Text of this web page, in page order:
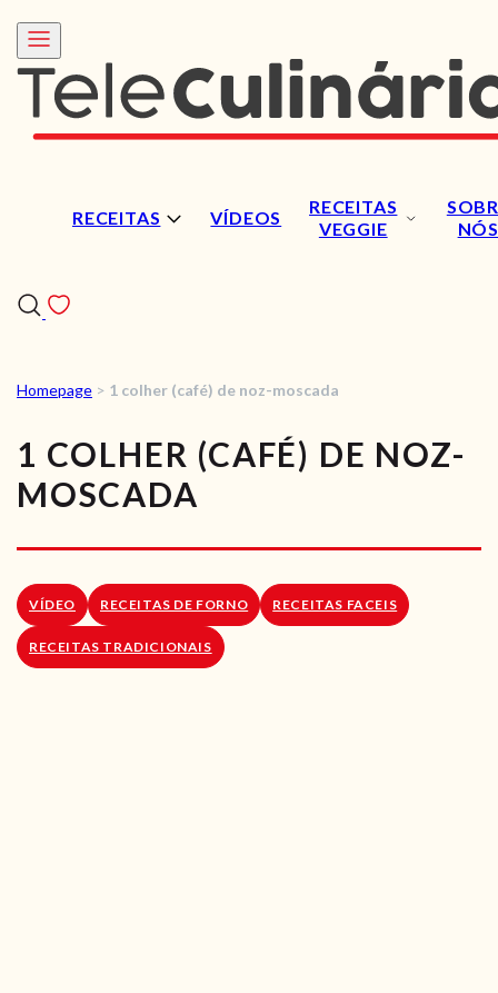
RECEITAS VÍDEOS
RECEITAS
VEGGIE
NÓS
RECEITAS
VÍDEOS
RECEITAS VEGGIE
LOJA ONLINE
Homepage > 1 colher (café) de noz-moscada
1 COLHER (CAFÉ) DE NOZ-
MOSCADA
VÍDEO RECEITAS DE FORNO RECEITAS FACEIS
RECEITAS TRADICIONAIS